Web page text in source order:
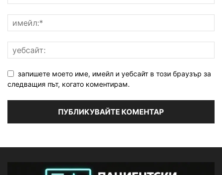
запишете моето име, имейл и уебсайт в този браузър за
следващия път, когато коментирам.